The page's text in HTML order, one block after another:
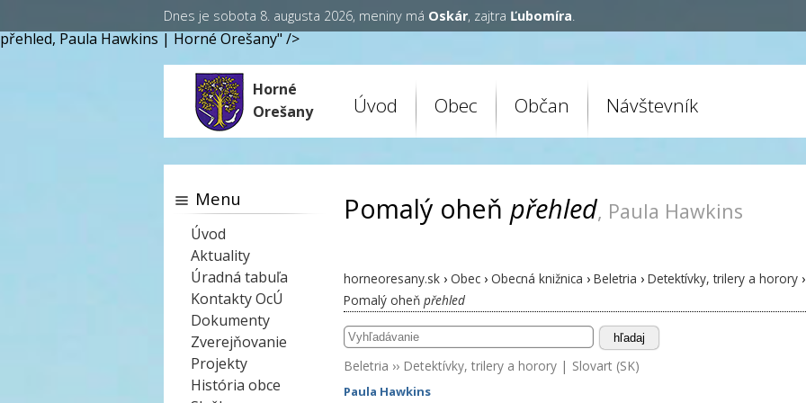
přehled, Paula Hawkins | Horné Orešany" />
Dnes je sobota 8. augusta 2026, meniny má Oskár, zajtra Ľubomíra.
Horné
Orešany
Úvod Obec Občan Návštevník
Pomalý oheň přehled, Paula Hawkins
horneoresany.sk › Obec › Obecná knižnica › Beletria › Detektívky, trilery a horory ›
Pomalý oheň přehled
hľadaj
Beletria ›› Detektívky, trilery a horory | Slovart (SK)
Paula Hawkins
Menu
Úvod
Aktuality
Úradná tabuľa
Kontakty OcÚ
Dokumenty
Zverejňovanie
Projekty
História obce